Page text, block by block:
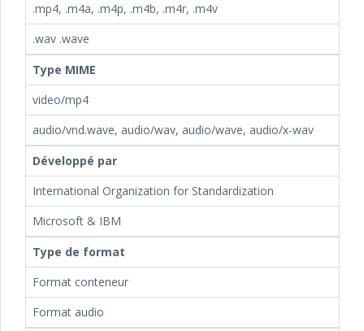
.mp4, .m4a, .m4p, .m4b, .m4r, .m4v
.wav .wave
Type MIME
video/mp4
audio/vnd.wave, audio/wav, audio/wave, audio/x-wav
Développé par
International Organization for Standardization
Microsoft & IBM
Type de format
Format conteneur
Format audio